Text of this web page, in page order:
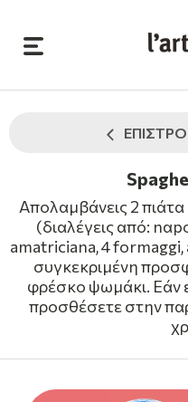
Aπολαμβάνεις 2
(διαλέγεις από:
amatriciana, 4
συγκεκριμένη
φρέσκο ψωμάκι. Εάν
προσθέσετε στην